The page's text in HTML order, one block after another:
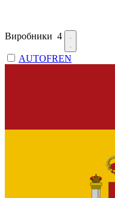
Виробники 4
AUTOFREN